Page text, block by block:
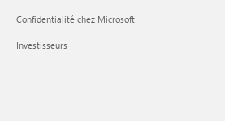
Confidentialité chez Microsoft
Investisseurs